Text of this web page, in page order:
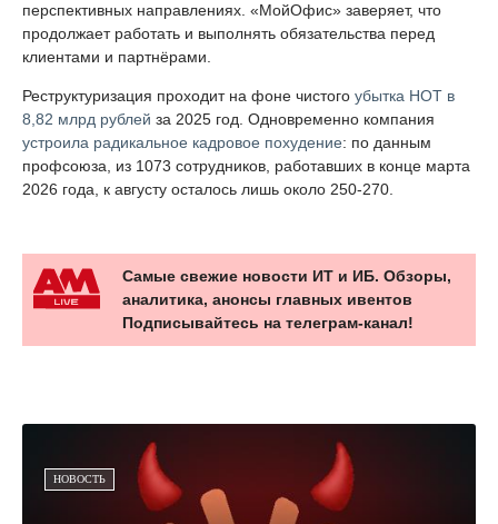
перспективных направлениях. «МойОфис» заверяет, что
продолжает работать и выполнять обязательства перед
клиентами и партнёрами.
Реструктуризация проходит на фоне чистого убытка НОТ в
8,82 млрд рублей за 2025 год. Одновременно компания
устроила радикальное кадровое похудение: по данным
профсоюза, из 1073 сотрудников, работавших в конце марта
2026 года, к августу осталось лишь около 250-270.
Самые свежие новости ИТ и ИБ. Обзоры,
аналитика, анонсы главных ивентов
Подписывайтесь на телеграм-канал!
НОВОСТЬ